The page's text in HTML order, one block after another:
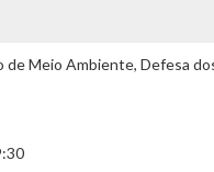
de Meio Ambiente, Defesa